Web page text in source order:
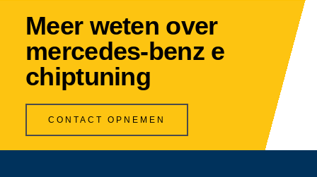
Meer weten over
mercedes-benz e
chiptuning
CONTACT OPNEMEN